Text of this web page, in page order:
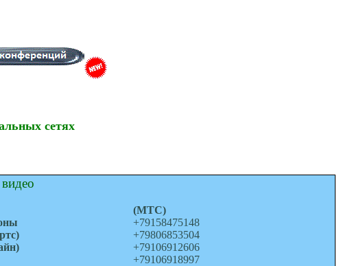
сетях
(МТС)
+79158475148
+79806853504
+79106912606
+79106918997